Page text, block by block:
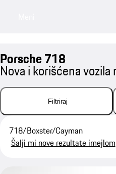
Porsche 718
Nova i korišćena vozila
Filtriraj
718/Boxster/Cayman
Šalji mi nove rezultate imejlom